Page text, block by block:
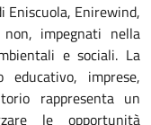
Eniscuola, Enirewind,
impegnati nella
e sociali. La
imprese,
rappresenta un
le opportunità